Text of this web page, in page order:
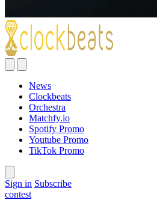
News
Clockbeats
Orchestra
Matchfy.io
Spotify Promo
Youtube Promo
TikTok Promo
Sign in Subscribe
contest